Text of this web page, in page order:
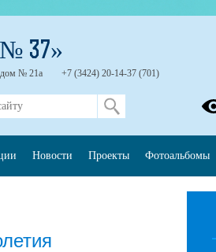
37»
дом № 21а +7 (3424) 20-14-37 (701)
Новости Проекты Фотоальбомы